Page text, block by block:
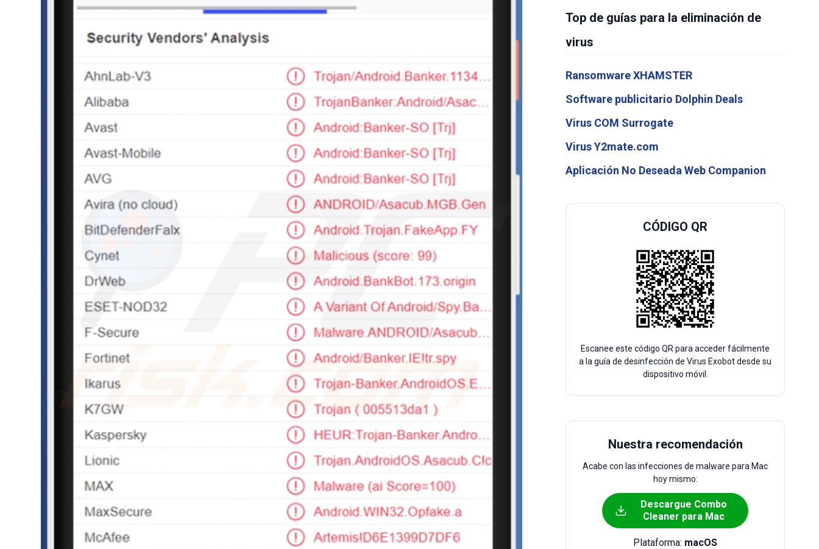
Top de guías para la eliminación de
virus
Ransomware XHAMSTER
Software publicitario Dolphin Deals
Virus COM Surrogate
Virus Y2mate.com
Aplicación No Deseada Web Companion
CÓDIGO QR
Escanee este código QR para acceder fácilmente
a la guía de desinfección de Virus Exobot desde su
dispositivo móvil.
Nuestra recomendación
Acabe con las infecciones de malware para Mac
hoy mismo:
Descargue Combo
Cleaner para Mac
Plataforma: macOS